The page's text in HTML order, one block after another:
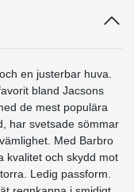
en justerbar huva.
bland Jacsons
de mest populära
har svetsade sömmar
Med Barbro
kvalitet och skydd mot
Ledig passform.